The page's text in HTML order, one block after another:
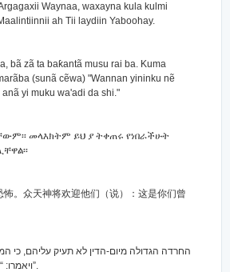
Waynaa, waxayna kula kulmi
ah Tii laydiin Yaboohay.
bã zã ta baƙantã musu rai ba. Kuma
(sunã cẽwa) "Wannan yininku nẽ
anã yi muku wa'adi da shi."
መላእክትም ይህ ያ ትቀጠሩ የነበራችሁት
怖。众天神将欢迎他们（说）：这是你们曾
החרדה הגדולה מיום-הדין לא תעיק עליהם, כי
ויאמרו: “זהו יומכם שהובטח לכם”.